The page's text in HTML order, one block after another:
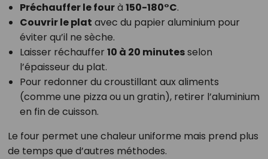
Préchauffer le fourà 150-180°C.
Couvrir le plat avec du papier aluminium pour
éviter qu’il ne sèche.
Laisser réchauffer 10 à 20 minutesselon
l’épaisseur du plat.
Pour redonner du croustillant aux aliments
(comme une pizza ou un gratin), retirer l’aluminium
en fin de cuisson.
Le four permet une chaleur uniforme mais prend plus
de temps que d’autres méthodes.